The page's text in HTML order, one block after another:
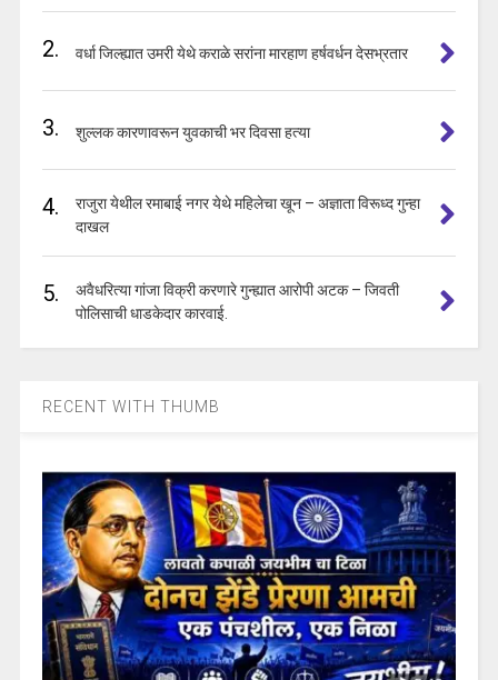
2. वर्धा जिल्ह्यात उमरी येथे कराळे सरांना मारहाण हर्षवर्धन देसभ्रतार
3. शुल्लक कारणावरून युवकाची भर दिवसा हत्या
4.
राजुरा येथील रमाबाई नगर येथे महिलेचा खून – अज्ञाता विरूध्द गुन्हा
दाखल
5.
अवैधरित्या गांजा विक्री करणारे गुन्ह्यात आरोपी अटक – जिवती
पोलिसाची धाडकेदार कारवाई.
RECENT WITH THUMB